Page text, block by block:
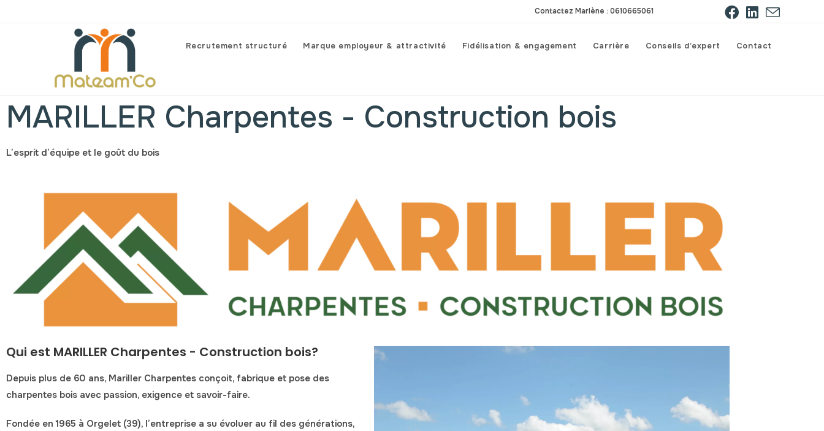
Contactez Marlène : 0610665061
Recrutement structuré Marque employeur & attractivité Fidélisation & engagement Carrière Conseils d’expert Contact
MARILLER Charpentes - Construction bois
L’esprit d’équipe et le goût du bois
Qui est MARILLER Charpentes - Construction bois?
Depuis plus de 60 ans, Mariller Charpentes conçoit, fabrique et pose des
charpentes bois avec passion, exigence et savoir-faire.
Fondée en 1965 à Orgelet (39), l’entreprise a su évoluer au fil des générations,